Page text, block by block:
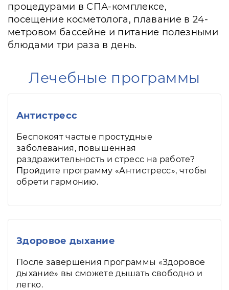
процедурами в СПА-комплексе,
посещение косметолога, плавание в 24-
метровом бассейне и питание полезными
блюдами три раза в день.
Лечебные программы
Антистресс
Беспокоят частые простудные
заболевания, повышенная
раздражительность и стресс на работе?
Пройдите программу «Антистресс», чтобы
обрети гармонию.
Здоровое дыхание
После завершения программы «Здоровое
дыхание» вы сможете дышать свободно и
легко.